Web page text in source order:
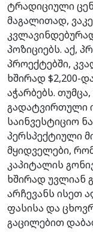
ტრადიციული
მაგალითად,
პოზიციებს. აქ,
პროექტებში,
ხშირად $2,200-
აჭარბებს.
გადატვირთული
საინვესტიციო
პერსპექტიული
მყიდველები,
კაპიტალის
ხშირად უვლიან
არჩევანს ისეთ
ფასისა და
გაცილებით